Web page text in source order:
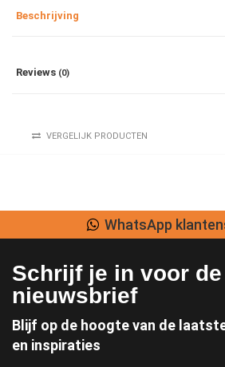
Beschrijving
Reviews (0)
VERGELIJK PRODUCTEN
WhatsApp
Schrijf je in voor de
nieuwsbrief
Blijf op de hoogte van de
en inspiraties